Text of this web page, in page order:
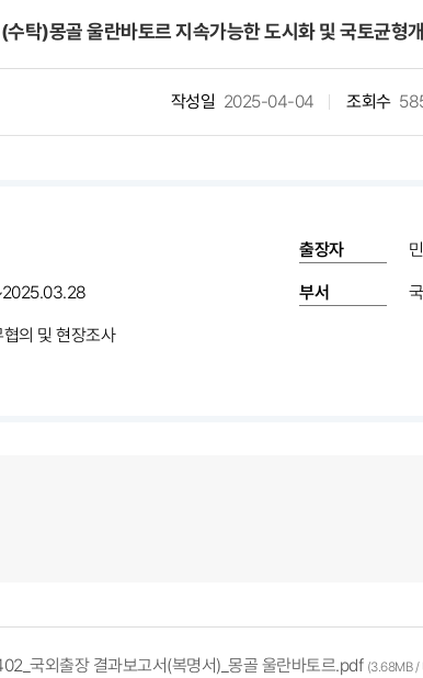
(수탁)몽골 울란바토르 지속가능한 도시화 및 국토균형
작성일 2025-04-04 조회수
출장자
부서
의 및 현장조사
국외출장 결과보고서(복명서)_몽골 울란바토르.pdf (3.68MB /